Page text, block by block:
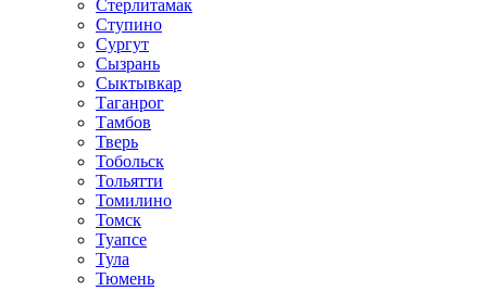
Стерлитамак
Ступино
Сургут
Сызрань
Сыктывкар
Таганрог
Тамбов
Тверь
Тобольск
Тольятти
Томилино
Томск
Туапсе
Тула
Тюмень